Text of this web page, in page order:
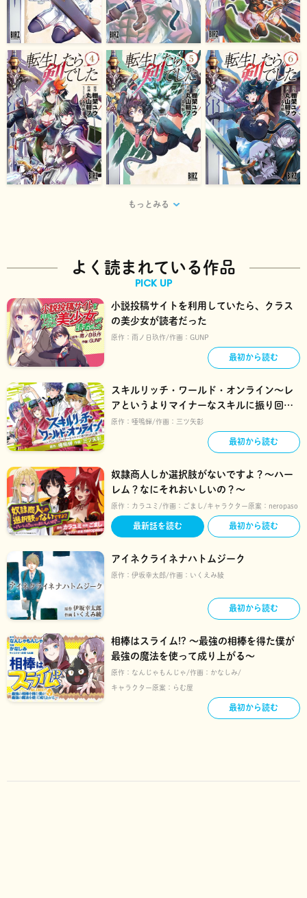
もっとみる
よく読まれている作品
PICK UP
小説投稿サイトを利用していたら、クラス
の美少女が読者だった
原作： 雨ノ日玖作 作画： GUNP
最初から読む
スキルリッチ・ワールド・オンライン～レ
アというよりマイナーなスキルに振り回さ
れる僕～
原作： 唖鳴蝉 作画： 三ツ矢彰
最初から読む
奴隷商人しか選択肢がないですよ？～ハー
レム？なにそれおいしいの？～
原作： カラユミ 作画： ごまし キャラクター原案： neropaso
最新話を読む 最初から読む
アイネクライネナハトムジーク
原作： 伊坂幸太郎 作画： いくえみ綾
最初から読む
相棒はスライム!? ～最強の相棒を得た僕が
最強の魔法を使って成り上がる～
原作： なんじゃもんじゃ 作画： かなしみ
キャラクター原案： らむ屋
最初から読む